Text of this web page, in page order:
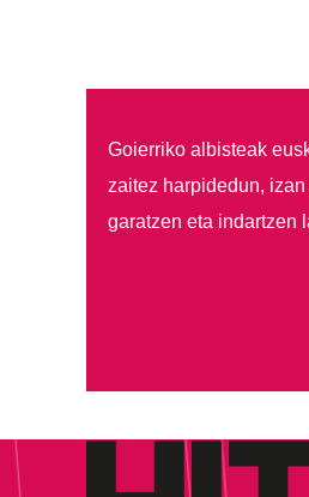
Goierriko albisteak
zaitez harpidedun,
garatzen eta indartzen